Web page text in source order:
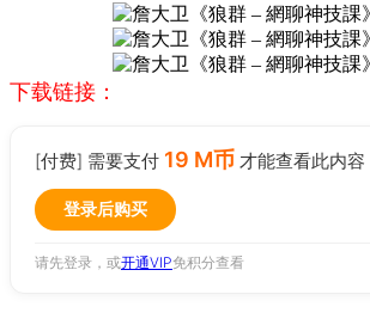
下载链接：
[付费] 需要支付 19 M币 才能查看此内容
登录后购买
请先登录，或开通VIP免积分查看